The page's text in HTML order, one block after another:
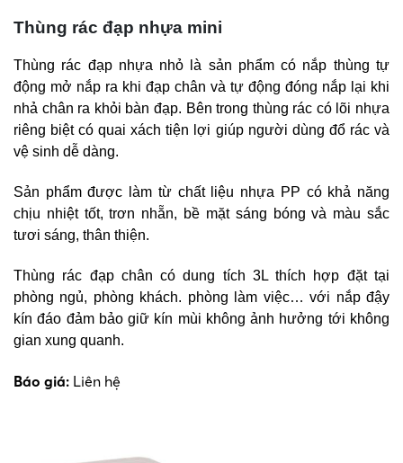
Thùng rác đạp nhựa mini
Thùng rác đạp nhựa nhỏ là sản phẩm có nắp thùng tự
động mở nắp ra khi đạp chân và tự động đóng nắp lại khi
nhả chân ra khỏi bàn đạp. Bên trong thùng rác có lõi nhựa
riêng biệt có quai xách tiện lợi giúp người dùng đổ rác và
vệ sinh dễ dàng.
Sản phẩm được làm từ chất liệu nhựa PP có khả năng
chịu nhiệt tốt, trơn nhẵn, bề mặt sáng bóng và màu sắc
tươi sáng, thân thiện.
Thùng rác đạp chân có dung tích 3L thích hợp đặt tại
phòng ngủ, phòng khách. phòng làm việc… với nắp đậy
kín đáo đảm bảo giữ kín mùi không ảnh hưởng tới không
gian xung quanh.
Báo giá: Liên hệ